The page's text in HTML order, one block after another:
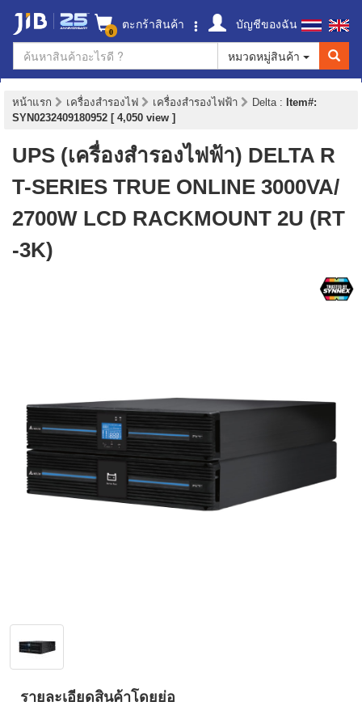
0 ตะกร้าสินค้า
บัญชีของฉัน
หมวดหมู่สินค้า
หน้าแรก เครื่องสำรองไฟ เครื่องสำรองไฟฟ้า Delta : Item#:
SYN0232409180952 [ 4,050 view ]
UPS (เครื่องสำรองไฟฟ้า) DELTA R
T-SERIES TRUE ONLINE 3000VA/
2700W LCD RACKMOUNT 2U (RT
-3K)
รายละเอียดสินค้าโดยย่อ